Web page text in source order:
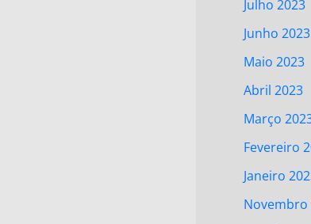
Julho 2023
Junho 2023
Maio 2023
Abril 2023
Março
Fevereiro
Janeiro
Novembro